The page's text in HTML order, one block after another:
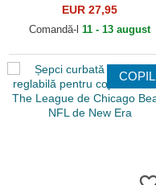
Las Vegas Raiders NFL de
New Era
EUR 27,95
Comandă-l 11 - 13 august
COPIL